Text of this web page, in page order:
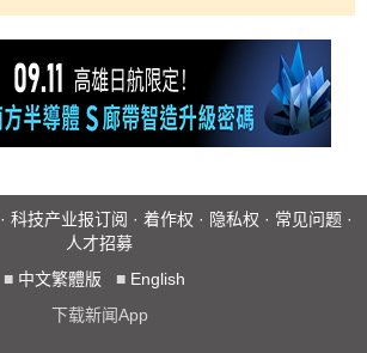
· 科技产业报订阅 · 着作权 · 隐私权 · 常见问题 ·
人才招募
■ 中文繁體版 ■ English
下载新闻App